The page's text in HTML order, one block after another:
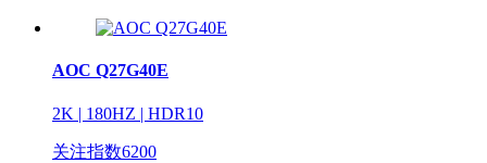
AOC Q27G40E
2K | 180HZ | HDR10
关注指数6200